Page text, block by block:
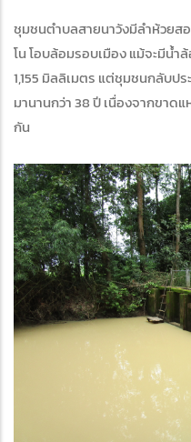
ชุมชนตำบลสายนาวังมีลำห้วยส
โน โอบล้อมรอบเมือง แม้จะมีน้
1,155 มิลลิเมตร แต่ชุมชนกลับป
มานานกว่า 38 ปี เนื่องจากขาด
กัน